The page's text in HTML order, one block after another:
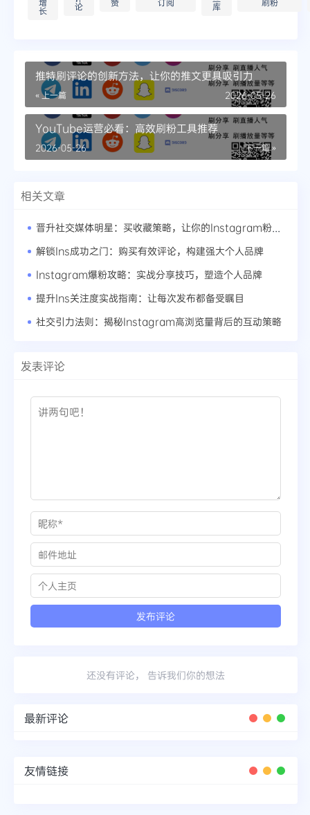
增
长 论 赞 订阅 库 刷粉
推特刷评论的创新方法，让你的推文更具吸引力
« 上一篇 2026-05-26
YouTube运营必看：高效刷粉工具推荐
下一篇 »
2026-05-26
相关文章
解锁Ins成功之门：购买有效评论，构建强大个人品牌
Instagram爆粉攻略：实战分享技巧，塑造个人品牌
提升Ins关注度实战指南：让每次发布都备受瞩目
社交引力法则：揭秘Instagram高浏览量背后的互动策略
发表评论
还没有评论， 告诉我们你的想法
最新评论
友情链接